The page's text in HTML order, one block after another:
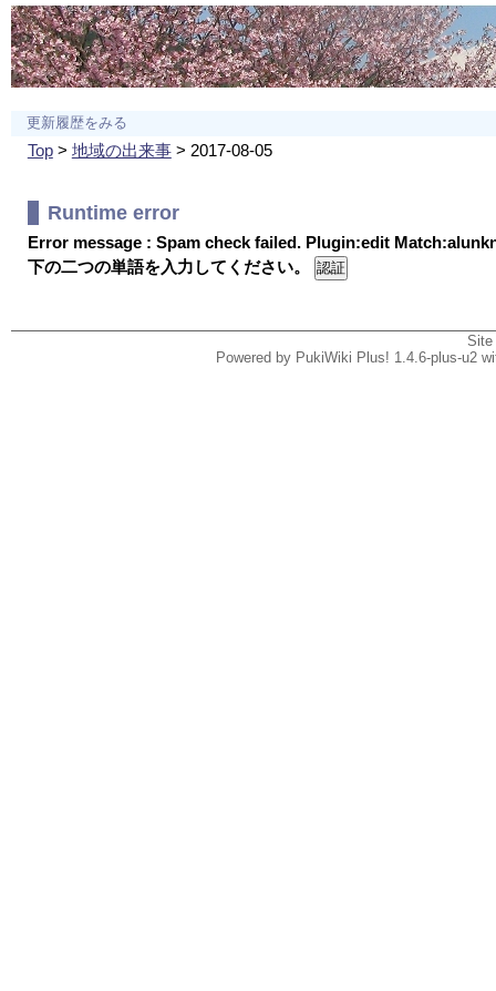
更新履歴をみる
Top> 地域の出来事> 2017-08-05
Runtime error
Error message : Spam check failed. Plugin:edit
下の二つの単語を入力してください。
Powered by PukiWiki Plus! 1.4.6-plus-u2